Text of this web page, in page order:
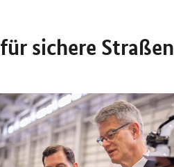
für sichere Straßen